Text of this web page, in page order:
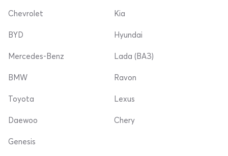
Chevrolet
BYD
Mercedes-Benz
Kia
Hyundai
Lada (ВАЗ)
BMW
Toyota
Daewoo
Ravon
Lexus
Chery
Genesis